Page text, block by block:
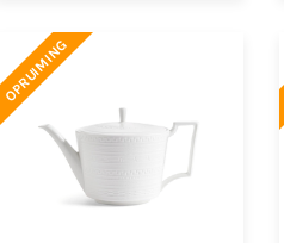
OPRUIMING